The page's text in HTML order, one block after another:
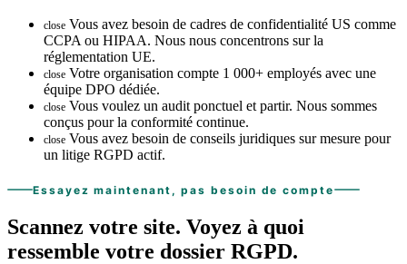
close Vous avez besoin de cadres de confidentialité US comme
CCPA ou HIPAA. Nous nous concentrons sur la
réglementation UE.
close Votre organisation compte 1 000+ employés avec une
équipe DPO dédiée.
close Vous voulez un audit ponctuel et partir. Nous sommes
conçus pour la conformité continue.
close Vous avez besoin de conseils juridiques sur mesure pour
un litige RGPD actif.
Essayez maintenant, pas besoin de compte
Scannez votre site. Voyez à quoi
ressemble votre dossier RGPD.